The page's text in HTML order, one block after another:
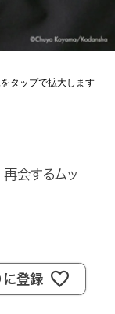
会するムッ
に登録